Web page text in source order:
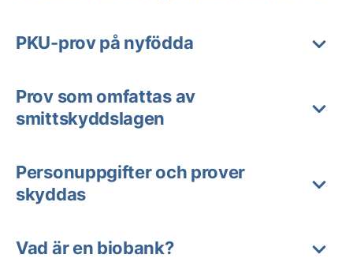
PKU-prov på nyfödda
Prov som omfattas av
smittskyddslagen
Personuppgifter och prover
skyddas
Vad är en biobank?